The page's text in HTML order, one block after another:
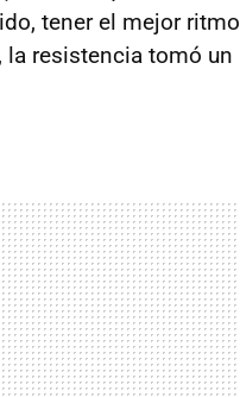
tener el mejor ritmo
la resistencia tomó un